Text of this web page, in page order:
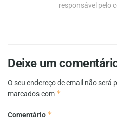
responsável pelo
Deixe um
O seu endereço de email não será
marcados com *
Comentário *